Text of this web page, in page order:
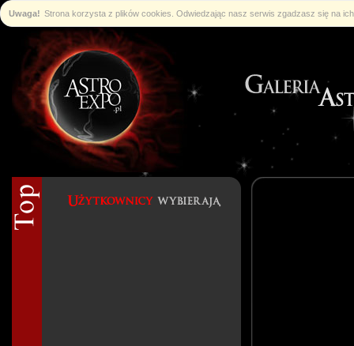
Uwaga! Strona korzysta z plików cookies. Odwiedzając nasz serwis zgadzasz się na